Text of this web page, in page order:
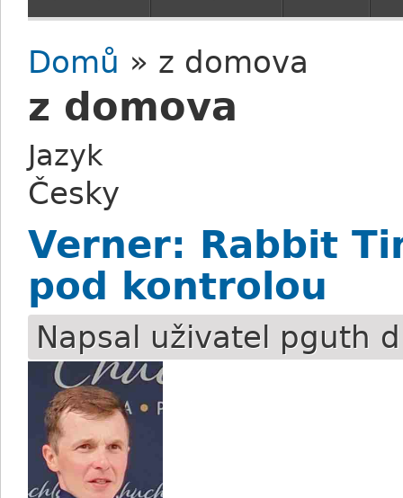
Jste zde
Domů » z domova
z domova
Jazyk
Česky
Verner: Rabbit
pod kontrolou
Napsal uživatel pguth